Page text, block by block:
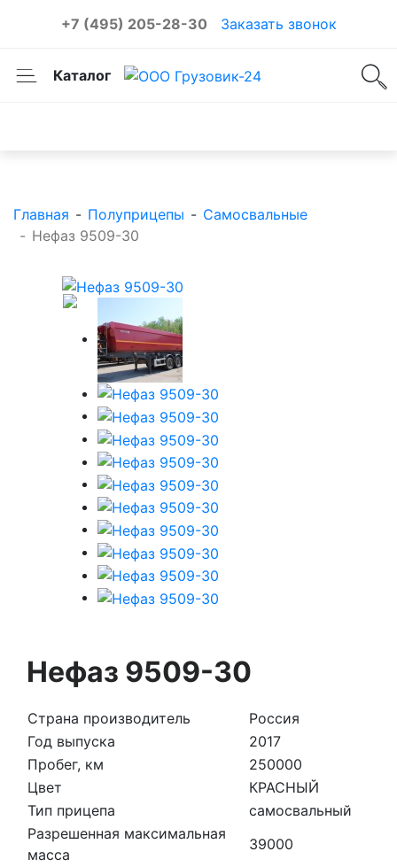
+7 (495) 205-28-30 Заказать звонок
Каталог
Главная - Полуприцепы - Самосвальные
- Нефаз 9509-30
Нефаз 9509-30
Страна производитель
Россия
Год выпуска
2017
Пробег, км
250000
Цвет
КРАСНЫЙ
Тип прицепа
самосвальный
Разрешенная максимальная
масса
39000